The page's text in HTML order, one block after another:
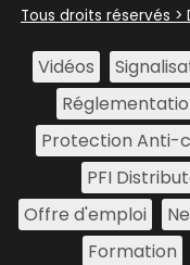
Tous droits réservés
Vidéos
Protection Anti-
PFI
Offre d'emploi
Formation